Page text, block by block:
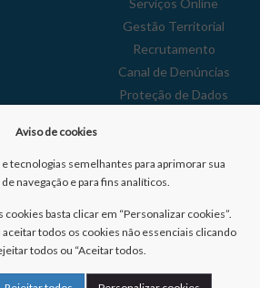
Serviços Online
Gestão Territorial
Recrutamento
Canal de Denúncias
Proteção de Dados
Reclamações
Aviso de cookies
tecnologias semelhantes para aprimorar sua
navegação e para fins analíticos.
cookies basta clicar em “Personalizar cookies”.
todos os cookies não essenciais clicando
todos ou “Aceitar todos.